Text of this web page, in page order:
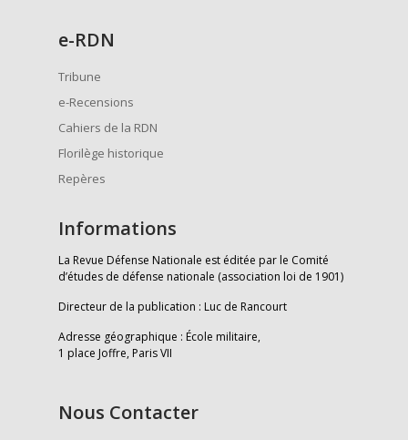
e-RDN
Tribune
e-Recensions
Cahiers de la RDN
Florilège historique
Repères
Informations
La Revue Défense Nationale est éditée par le Comité
d’études de défense nationale (association loi de 1901)
Directeur de la publication : Luc de Rancourt
Adresse géographique : École militaire,
1 place Joffre, Paris VII
Nous Contacter